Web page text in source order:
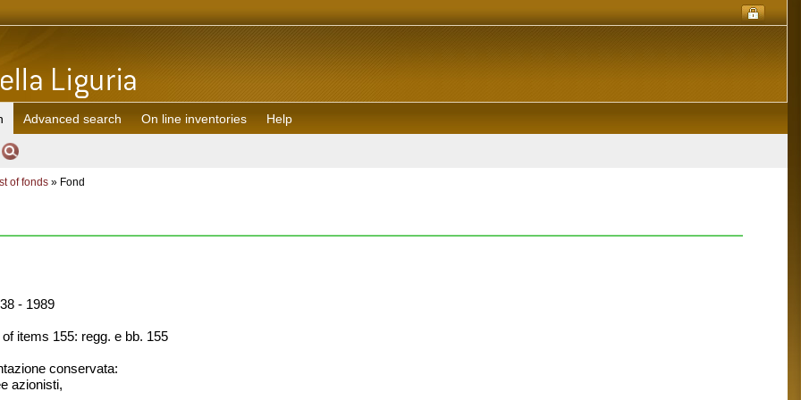
Advanced search On line inventories Help
of fonds » Fond
- 1989
items 155: regg. e bb. 155
conservata:
azionisti,